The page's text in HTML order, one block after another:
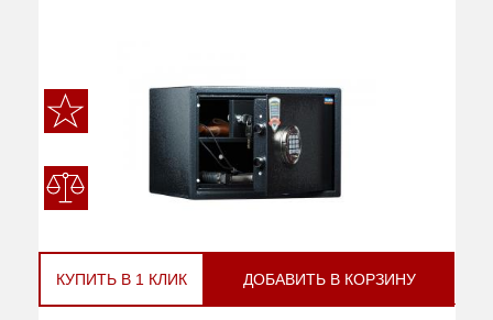
КУПИТЬ В 1 КЛИК ДОБАВИТЬ В КОРЗИНУ